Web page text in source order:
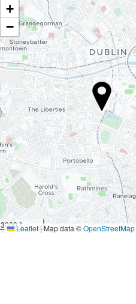
+
−
3000 ftLeaflet|Map data ©OpenStreetMap